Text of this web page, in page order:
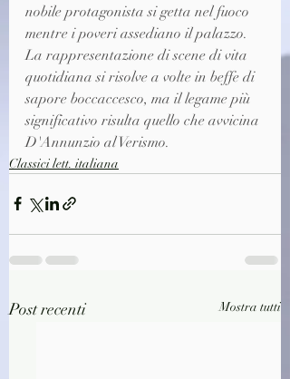
nobile protagonista si getta nel fuoco
mentre i poveri assediano il palazzo.
La rappresentazione di scene di vita
quotidiana si risolve a volte in beffe di
sapore boccaccesco, ma il legame più
significativo risulta quello che avvicina
D'Annunzio al Verismo.
Classici lett. italiana
Post recenti Mostra tutti